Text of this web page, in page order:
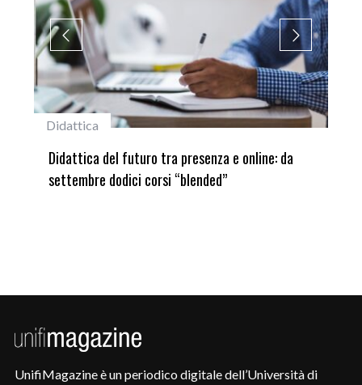
#studentiunifi
Laureata Unifi premiata nella settima edizione
del Premio “Giancarlo Guasti”
UnifiMagazine è un periodico digitale dell’Università di